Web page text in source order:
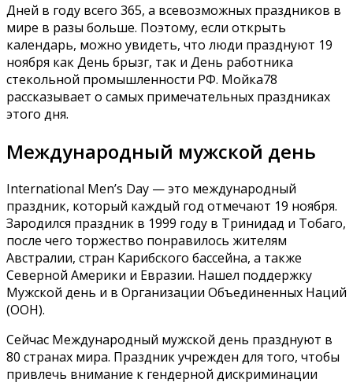
Дней в году всего 365, а всевозможных праздников в
мире в разы больше. Поэтому, если открыть
календарь, можно увидеть, что люди празднуют 19
ноября как День брызг, так и День работника
стекольной промышленности РФ. Мойка78
рассказывает о самых примечательных праздниках
этого дня.
Международный мужской день
International Men’s Day — это международный
праздник, который каждый год отмечают 19 ноября.
Зародился праздник в 1999 году в Тринидад и Тобаго,
после чего торжество понравилось жителям
Австралии, стран Карибского бассейна, а также
Северной Америки и Евразии. Нашел поддержку
Мужской день и в Организации Объединенных Наций
(ООН).
Сейчас Международный мужской день празднуют в
80 странах мира. Праздник учрежден для того, чтобы
привлечь внимание к гендерной дискриминации